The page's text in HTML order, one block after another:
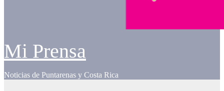
Mi Prensa
Noticias de Puntarenas y Costa Rica